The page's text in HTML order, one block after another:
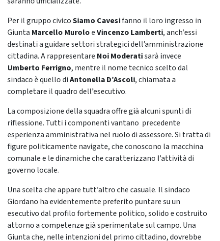
Per il gruppo civicoSiamo Cavesifanno il loro ingresso in
Giunta Marcello MuroloeVincenzo Lamberti, anch’essi
destinati a guidare settori strategici dell’amministrazione
cittadina. A rappresentare Noi Moderatisarà invece
Umberto Ferrigno, mentre il nome tecnico scelto dal
sindaco è quello diAntonella D’Ascoli, chiamata a
completare il quadro dell’esecutivo.
La composizione della squadra offre già alcuni spunti di
riflessione. Tutti i componenti vantano precedente
esperienza amministrativa nel ruolo di assessore. Si tratta di
figure politicamente navigate, che conoscono la macchina
comunale e le dinamiche che caratterizzano l’attività di
governo locale.
Una scelta che appare tutt’altro che casuale. Il sindaco
Giordano ha evidentemente preferito puntare su un
esecutivo dal profilo fortemente politico, solido e costruito
attorno a competenze già sperimentate sul campo. Una
Giunta che, nelle intenzioni del primo cittadino, dovrebbe